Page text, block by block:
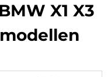
X1 X3